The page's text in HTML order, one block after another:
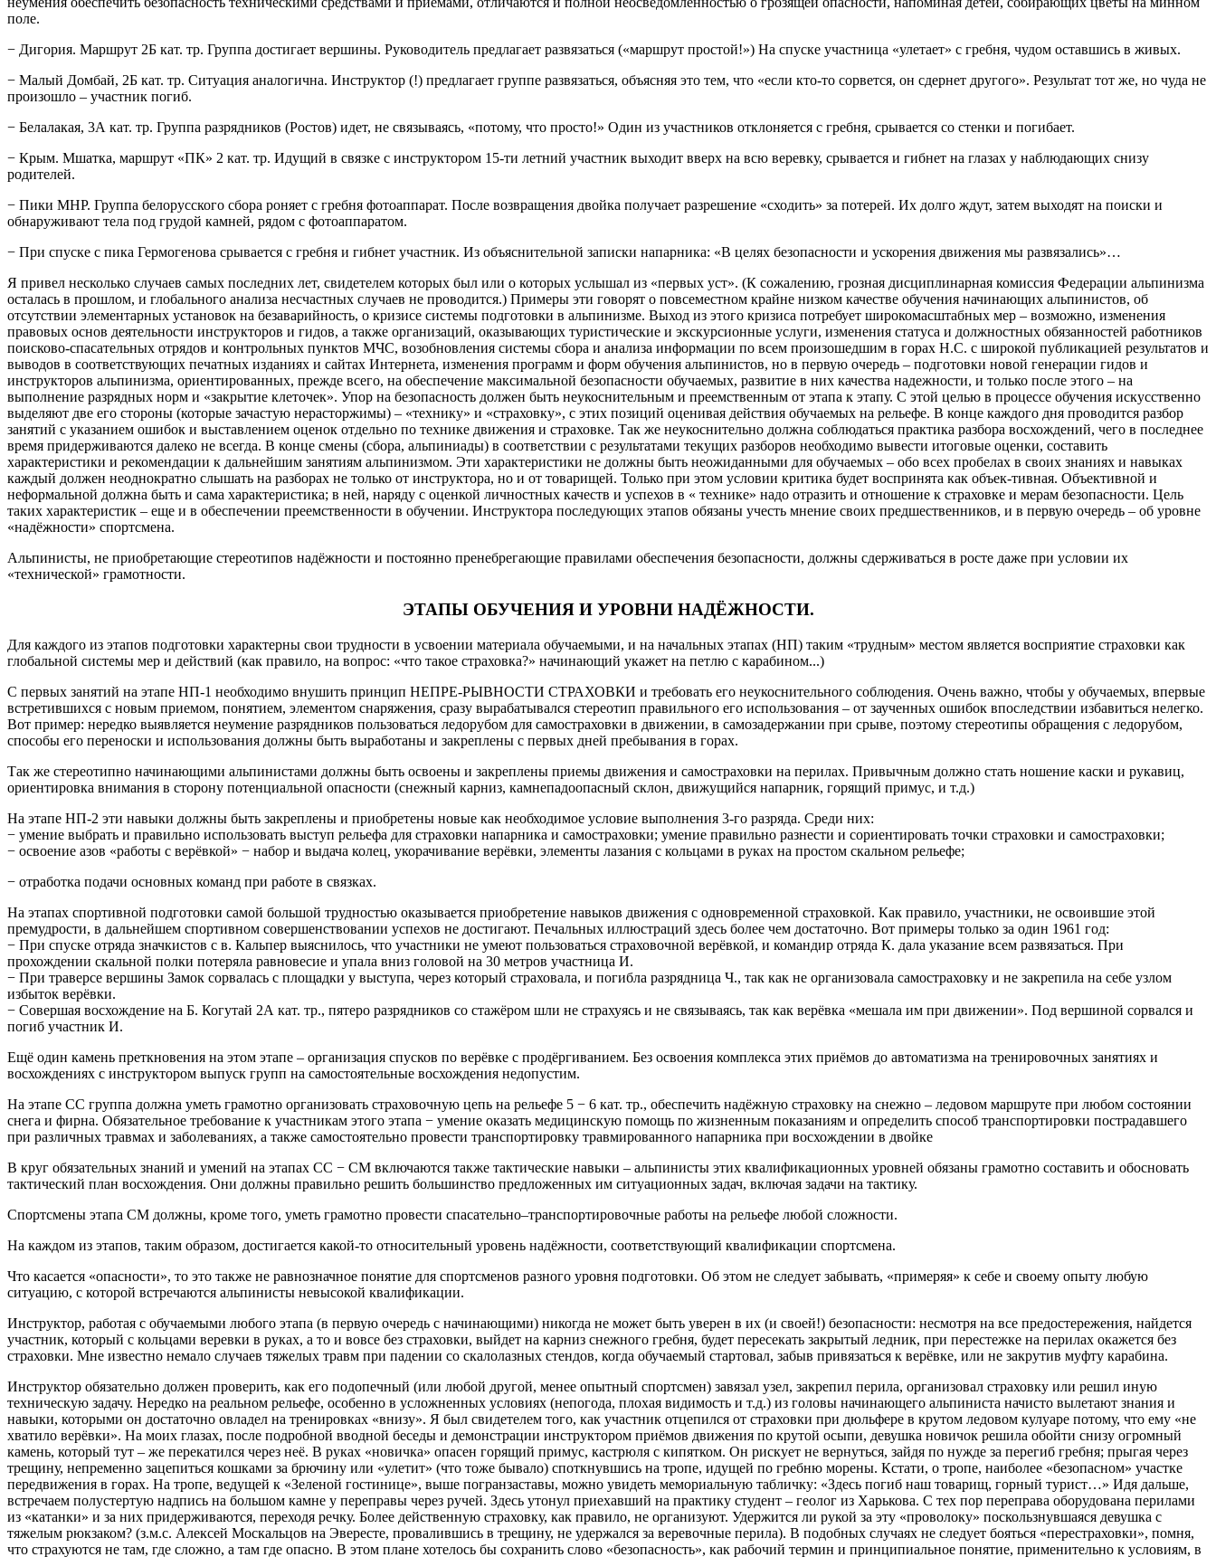
поле.
− Дигория. Маршрут 2Б кат. тр. Группа достигает вершины. Руководитель предлагает развязаться («маршрут простой!») На спуске участница «улетает» с гребня, чудом оставшись в живых.
− Малый Домбай, 2Б кат. тр. Ситуация аналогична. Инструктор (!) предлагает группе развязаться, объясняя это тем, что «если кто-то сорвется, он сдернет другого». Результат тот же, но чуда не
произошло – участник погиб.
− Белалакая, 3А кат. тр. Группа разрядников (Ростов) идет, не связываясь, «потому, что просто!» Один из участников отклоняется с гребня, срывается со стенки и погибает.
− Крым. Мшатка, маршрут «ПК» 2 кат. тр. Идущий в связке с инструктором 15-ти летний участник выходит вверх на всю веревку, срывается и гибнет на глазах у наблюдающих снизу
родителей.
− Пики МНР. Группа белорусского сбора роняет с гребня фотоаппарат. После возвращения двойка получает разрешение «сходить» за потерей. Их долго ждут, затем выходят на поиски и
обнаруживают тела под грудой камней, рядом с фотоаппаратом.
− При спуске с пика Гермогенова срывается с гребня и гибнет участник. Из объяснительной записки напарника: «В целях безопасности и ускорения движения мы развязались»…
Я привел несколько случаев самых последних лет, свидетелем которых был или о которых услышал из «первых уст». (К сожалению, грозная дисциплинарная комиссия Федерации альпинизма
осталась в прошлом, и глобального анализа несчастных случаев не проводится.) Примеры эти говорят о повсеместном крайне низком качестве обучения начинающих альпинистов, об
отсутствии элементарных установок на безаварийность, о кризисе системы подготовки в альпинизме. Выход из этого кризиса потребует широкомасштабных мер – возможно, изменения
правовых основ деятельности инструкторов и гидов, а также организаций, оказывающих туристические и экскурсионные услуги, изменения статуса и должностных обязанностей работников
поисково-спасательных отрядов и контрольных пунктов МЧС, возобновления системы сбора и анализа информации по всем произошедшим в горах Н.С. с широкой публикацией результатов и
выводов в соответствующих печатных изданиях и сайтах Интернета, изменения программ и форм обучения альпинистов, но в первую очередь – подготовки новой генерации гидов и
инструкторов альпинизма, ориентированных, прежде всего, на обеспечение максимальной безопасности обучаемых, развитие в них качества надежности, и только после этого – на
выполнение разрядных норм и «закрытие клеточек». Упор на безопасность должен быть неукоснительным и преемственным от этапа к этапу. С этой целью в процессе обучения искусственно
выделяют две его стороны (которые зачастую нерасторжимы) – «технику» и «страховку», с этих позиций оценивая действия обучаемых на рельефе. В конце каждого дня проводится разбор
занятий с указанием ошибок и выставлением оценок отдельно по технике движения и страховке. Так же неукоснительно должна соблюдаться практика разбора восхождений, чего в последнее
время придерживаются далеко не всегда. В конце смены (сбора, альпиниады) в соответствии с результатами текущих разборов необходимо вывести итоговые оценки, составить
характеристики и рекомендации к дальнейшим занятиям альпинизмом. Эти характеристики не должны быть неожиданными для обучаемых – обо всех пробелах в своих знаниях и навыках
каждый должен неоднократно слышать на разборах не только от инструктора, но и от товарищей. Только при этом условии критика будет воспринята как объек-тивная. Объективной и
неформальной должна быть и сама характеристика; в ней, наряду с оценкой личностных качеств и успехов в « технике» надо отразить и отношение к страховке и мерам безопасности. Цель
таких характеристик – еще и в обеспечении преемственности в обучении. Инструктора последующих этапов обязаны учесть мнение своих предшественников, и в первую очередь – об уровне
«надёжности» спортсмена.
Альпинисты, не приобретающие стереотипов надёжности и постоянно пренебрегающие правилами обеспечения безопасности, должны сдерживаться в росте даже при условии их
«технической» грамотности.
ЭТАПЫ ОБУЧЕНИЯ И УРОВНИ НАДЁЖНОСТИ.
Для каждого из этапов подготовки характерны свои трудности в усвоении материала обучаемыми, и на начальных этапах (НП) таким «трудным» местом является восприятие страховки как
глобальной системы мер и действий (как правило, на вопрос: «что такое страховка?» начинающий укажет на петлю с карабином...)
С первых занятий на этапе НП-1 необходимо внушить принцип НЕПРЕ-РЫВНОСТИ СТРАХОВКИ и требовать его неукоснительного соблюдения. Очень важно, чтобы у обучаемых, впервые
встретившихся с новым приемом, понятием, элементом снаряжения, сразу вырабатывался стереотип правильного его использования – от заученных ошибок впоследствии избавиться нелегко.
Вот пример: нередко выявляется неумение разрядников пользоваться ледорубом для самостраховки в движении, в самозадержании при срыве, поэтому стереотипы обращения с ледорубом,
способы его переноски и использования должны быть выработаны и закреплены с первых дней пребывания в горах.
Так же стереотипно начинающими альпинистами должны быть освоены и закреплены приемы движения и самостраховки на перилах. Привычным должно стать ношение каски и рукавиц,
ориентировка внимания в сторону потенциальной опасности (снежный карниз, камнепадоопасный склон, движущийся напарник, горящий примус, и т.д.)
На этапе НП-2 эти навыки должны быть закреплены и приобретены новые как необходимое условие выполнения 3-го разряда. Среди них:
− умение выбрать и правильно использовать выступ рельефа для страховки напарника и самостраховки; умение правильно разнести и сориентировать точки страховки и самостраховки;
− освоение азов «работы с верёвкой» − набор и выдача колец, укорачивание верёвки, элементы лазания с кольцами в руках на простом скальном рельефе;
− отработка подачи основных команд при работе в связках.
На этапах спортивной подготовки самой большой трудностью оказывается приобретение навыков движения с одновременной страховкой. Как правило, участники, не освоившие этой
премудрости, в дальнейшем спортивном совершенствовании успехов не достигают. Печальных иллюстраций здесь более чем достаточно. Вот примеры только за один 1961 год:
− При спуске отряда значкистов с в. Кальпер выяснилось, что участники не умеют пользоваться страховочной верёвкой, и командир отряда К. дала указание всем развязаться. При
прохождении скальной полки потеряла равновесие и упала вниз головой на 30 метров участница И.
− При траверсе вершины Замок сорвалась с площадки у выступа, через который страховала, и погибла разрядница Ч., так как не организовала самостраховку и не закрепила на себе узлом
избыток верёвки.
− Совершая восхождение на Б. Когутай 2А кат. тр., пятеро разрядников со стажёром шли не страхуясь и не связываясь, так как верёвка «мешала им при движении». Под вершиной сорвался и
погиб участник И.
Ещё один камень преткновения на этом этапе – организация спусков по верёвке с продёргиванием. Без освоения комплекса этих приёмов до автоматизма на тренировочных занятиях и
восхождениях с инструктором выпуск групп на самостоятельные восхождения недопустим.
На этапе СС группа должна уметь грамотно организовать страховочную цепь на рельефе 5 − 6 кат. тр., обеспечить надёжную страховку на снежно – ледовом маршруте при любом состоянии
снега и фирна. Обязательное требование к участникам этого этапа − умение оказать медицинскую помощь по жизненным показаниям и определить способ транспортировки пострадавшего
при различных травмах и заболеваниях, а также самостоятельно провести транспортировку травмированного напарника при восхождении в двойке
В круг обязательных знаний и умений на этапах СС − СМ включаются также тактические навыки – альпинисты этих квалификационных уровней обязаны грамотно составить и обосновать
тактический план восхождения. Они должны правильно решить большинство предложенных им ситуационных задач, включая задачи на тактику.
Спортсмены этапа СМ должны, кроме того, уметь грамотно провести спасательно–транспортировочные работы на рельефе любой сложности.
На каждом из этапов, таким образом, достигается какой-то относительный уровень надёжности, соответствующий квалификации спортсмена.
Что касается «опасности», то это также не равнозначное понятие для спортсменов разного уровня подготовки. Об этом не следует забывать, «примеряя» к себе и своему опыту любую
ситуацию, с которой встречаются альпинисты невысокой квалификации.
Инструктор, работая с обучаемыми любого этапа (в первую очередь с начинающими) никогда не может быть уверен в их (и своей!) безопасности: несмотря на все предостережения, найдется
участник, который с кольцами веревки в руках, а то и вовсе без страховки, выйдет на карниз снежного гребня, будет пересекать закрытый ледник, при перестежке на перилах окажется без
страховки. Мне известно немало случаев тяжелых травм при падении со скалолазных стендов, когда обучаемый стартовал, забыв привязаться к верёвке, или не закрутив муфту карабина.
Инструктор обязательно должен проверить, как его подопечный (или любой другой, менее опытный спортсмен) завязал узел, закрепил перила, организовал страховку или решил иную
техническую задачу. Нередко на реальном рельефе, особенно в усложненных условиях (непогода, плохая видимость и т.д.) из головы начинающего альпиниста начисто вылетают знания и
навыки, которыми он достаточно овладел на тренировках «внизу». Я был свидетелем того, как участник отцепился от страховки при дюльфере в крутом ледовом кулуаре потому, что ему «не
хватило верёвки». На моих глазах, после подробной вводной беседы и демонстрации инструктором приёмов движения по крутой осыпи, девушка новичок решила обойти снизу огромный
камень, который тут – же перекатился через неё. В руках «новичка» опасен горящий примус, кастрюля с кипятком. Он рискует не вернуться, зайдя по нужде за перегиб гребня; прыгая через
трещину, непременно зацепиться кошками за брючину или «улетит» (что тоже бывало) споткнувшись на тропе, идущей по гребню морены. Кстати, о тропе, наиболее «безопасном» участке
передвижения в горах. На тропе, ведущей к «Зеленой гостинице», выше погранзаставы, можно увидеть мемориальную табличку: «Здесь погиб наш товарищ, горный турист…» Идя дальше,
встречаем полустертую надпись на большом камне у переправы через ручей. Здесь утонул приехавший на практику студент – геолог из Харькова. С тех пор переправа оборудована перилами
из «катанки» и за них придерживаются, переходя речку. Более действенную страховку, как правило, не организуют. Удержится ли рукой за эту «проволоку» поскользнувшаяся девушка с
тяжелым рюкзаком? (з.м.с. Алексей Москальцов на Эвересте, провалившись в трещину, не удержался за веревочные перила). В подобных случаях не следует бояться «перестраховки», помня,
что страхуются не там, где сложно, а там где опасно. В этом плане хотелось бы сохранить слово «безопасность», как рабочий термин и принципиальное понятие, применительно к условиям, в